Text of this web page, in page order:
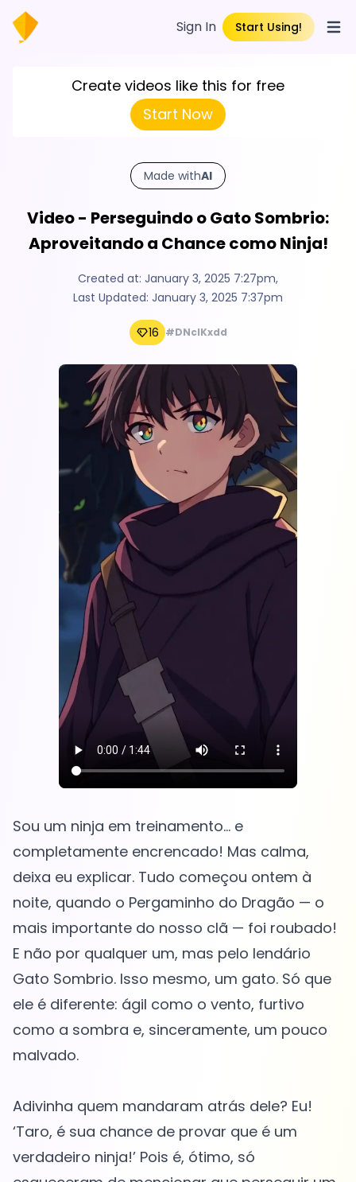
Sign In Start Using!
Create videos like this for free
Start Now
Made withAI
Video - Perseguindo o Gato Sombrio:
Aproveitando a Chance como Ninja!
Created at: January 3, 2025 7:27pm,
Last Updated: January 3, 2025 7:37pm
16 #DNcIKxdd
Sou um ninja em treinamento... e
completamente encrencado! Mas calma,
deixa eu explicar. Tudo começou ontem à
noite, quando o Pergaminho do Dragão — o
mais importante do nosso clã — foi roubado!
E não por qualquer um, mas pelo lendário
Gato Sombrio. Isso mesmo, um gato. Só que
ele é diferente: ágil como o vento, furtivo
como a sombra e, sinceramente, um pouco
malvado.
Adivinha quem mandaram atrás dele? Eu!
‘Taro, é sua chance de provar que é um
verdadeiro ninja!’ Pois é, ótimo, só